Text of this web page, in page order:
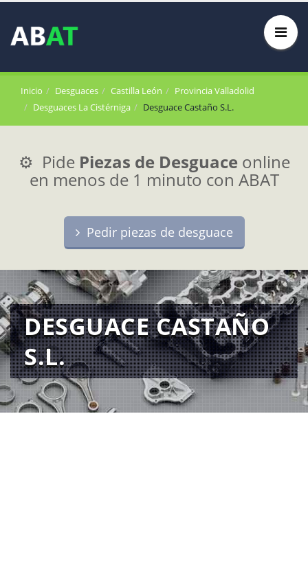
Inicio Desguaces Castilla León
Provincia Valladolid
Desguaces La Cistérniga
Desguace Castaño S.L.
⚙️ Pide Piezas de Desguace online
en menos de 1 minuto con ABAT
Pedir piezas de desguace
DESGUACE CASTAÑO
S.L.